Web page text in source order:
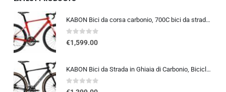
KABON Bici da corsa carbonio, 700C bici da strada T800 Completamente carbonio con Shimano 105 R7000 22 velocità 8.1 KG Leg…
0out of 5
€1,599.00
KABON Bici da Strada in Ghiaia di Carbonio, Bicicletta con Telaio in Fibra di Carbonio T800 con Bicicletta da Corsa con Fr…
0out of 5